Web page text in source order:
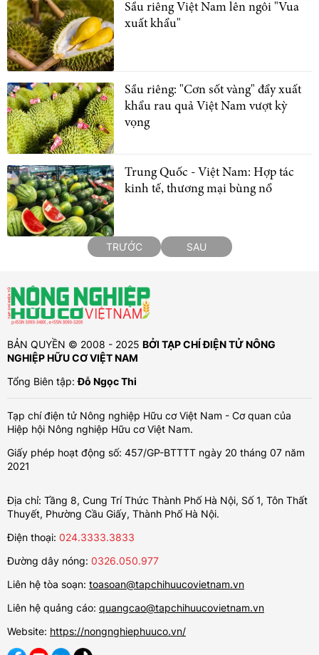
Sầu riêng Việt Nam lên ngôi "Vua
xuất khẩu"
Sầu riêng: "Cơn sốt vàng" đẩy xuất
khẩu rau quả Việt Nam vượt kỳ
vọng
Trung Quốc - Việt Nam: Hợp tác
kinh tế, thương mại bùng nổ
TRƯỚC SAU
BẢN QUYỀN © 2008 - 2025 BỞI TẠP CHÍ ĐIỆN TỬ NÔNG
NGHIỆP HỮU CƠ VIỆT NAM
Tổng Biên tập:Đỗ Ngọc Thi
Tạp chí điện tử Nông nghiệp Hữu cơ Việt Nam - Cơ quan của
Hiệp hội Nông nghiệp Hữu cơ Việt Nam.
Giấy phép hoạt động số: 457/GP-BTTTT ngày 20 tháng 07 năm
2021
Địa chỉ: Tầng 8, Cung Trí Thức Thành Phố Hà Nội, Số 1, Tôn Thất
Thuyết, Phường Cầu Giấy, Thành Phố Hà Nội.
Điện thoại: 024.3333.3833
Đường dây nóng: 0326.050.977
Liên hệ tòa soạn: toasoan@tapchihuucovietnam.vn
Liên hệ quảng cáo: quangcao@tapchihuucovietnam.vn
Website: https://nongnghiephuuco.vn/